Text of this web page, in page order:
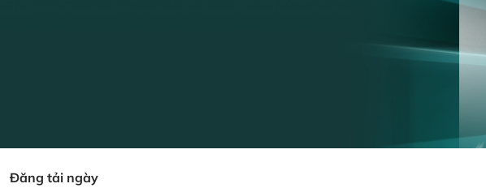
Đăng tải ngày